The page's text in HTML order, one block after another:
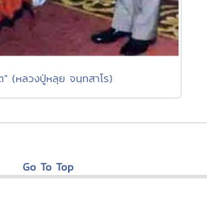
(หลวงปู่หลุย จนฺทสาโร)
Go To Top